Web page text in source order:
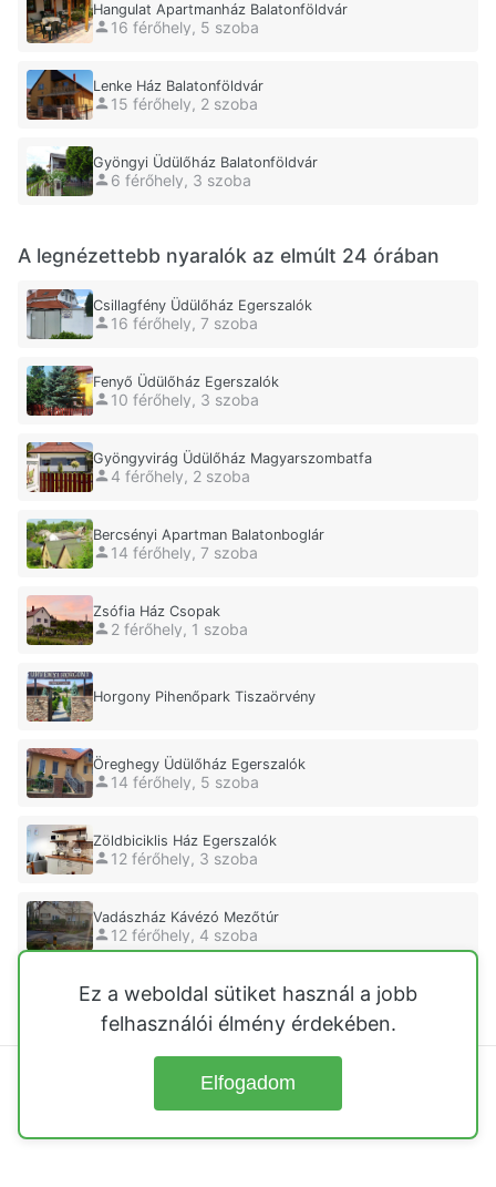
Hangulat Apartmanház Balatonföldvár
16 férőhely, 5 szoba
Lenke Ház Balatonföldvár
15 férőhely, 2 szoba
Gyöngyi Üdülőház Balatonföldvár
6 férőhely, 3 szoba
A legnézettebb nyaralók az elmúlt 24 órában
Csillagfény Üdülőház Egerszalók
16 férőhely, 7 szoba
Fenyő Üdülőház Egerszalók
10 férőhely, 3 szoba
Gyöngyvirág Üdülőház Magyarszombatfa
4 férőhely, 2 szoba
Bercsényi Apartman Balatonboglár
14 férőhely, 7 szoba
Zsófia Ház Csopak
2 férőhely, 1 szoba
Horgony Pihenőpark Tiszaörvény
Öreghegy Üdülőház Egerszalók
14 férőhely, 5 szoba
Zöldbiciklis Ház Egerszalók
12 férőhely, 3 szoba
Vadászház Kávézó Mezőtúr
12 férőhely, 4 szoba
Mandula Ház Paloznak
8 férőhely, szoba
Ez a weboldal sütiket használ a jobb
felhasználói élmény érdekében.
Elfogadom